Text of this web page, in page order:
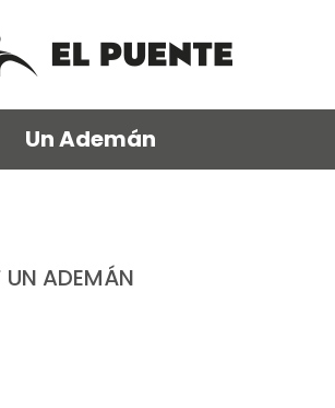
Un Ademán
UN ADEMÁN